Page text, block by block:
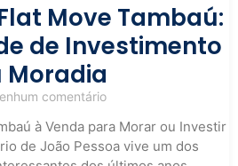
Move Tambaú:
de Investimento
Moradia
comentário
à Venda para Morar ou Investir
de João Pessoa vive um dos